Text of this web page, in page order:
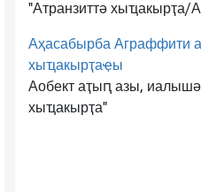
"Атранзиттә хыҵакырҭа/
Аҳасабырба Аграффити
хыҵакырҭаҿы
Аобект аҭыԥ азы,
хыҵакырҭа"